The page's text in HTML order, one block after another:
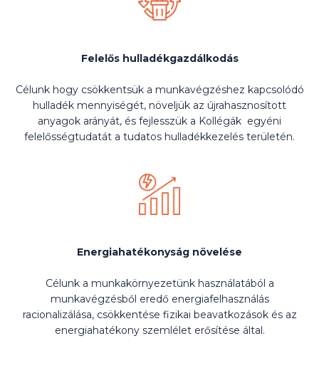
Felelős hulladékgazdálkodás
Célunk hogy csökkentsük a munkavégzéshez kapcsolódó
hulladék mennyiségét, növeljük az újrahasznosított
anyagok arányát, és fejlesszük a Kollégák egyéni
felelősségtudatát a tudatos hulladékkezelés területén.
Energiahatékonyság növelése
Célunk a munkakörnyezetünk használatából a
munkavégzésből eredő energiafelhasználás
racionalizálása, csökkentése fizikai beavatkozások és az
energiahatékony szemlélet erősítése által.